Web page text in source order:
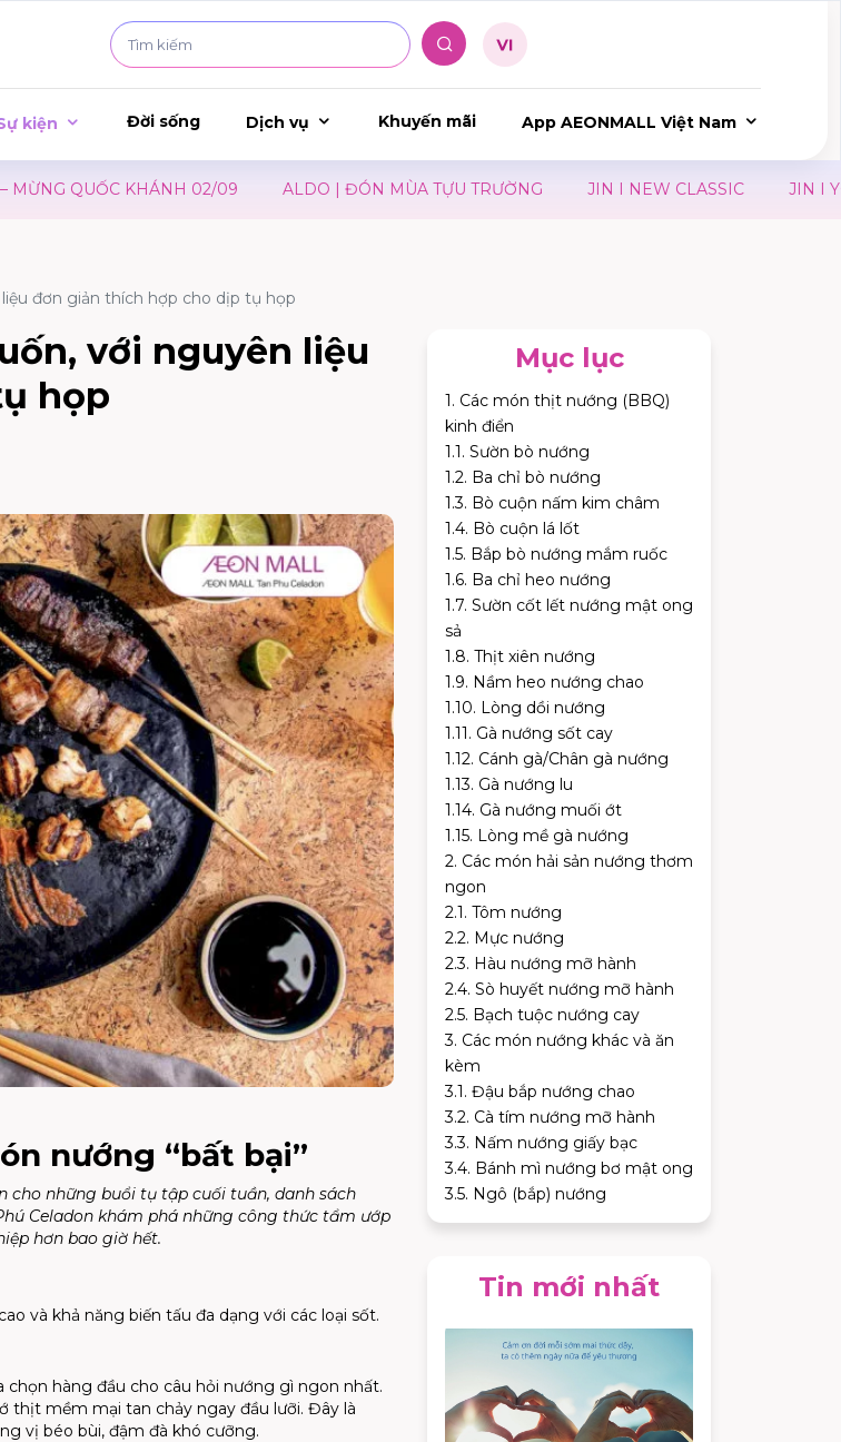
kiện Đời sống Dịch vụ Khuyến mãi App AEONMALL Việt Nam
02/09 ALDO | ĐÓN MÙA TỰU TRƯỜNG JIN I NEW CLASSIC JIN I YOU CAN BE
đơn giản thích hợp cho dịp tụ họp
với nguyên liệu
họp
nướng “bất bại”
cho những buổi tụ tập cuối tuần, danh sách
Celadon khám phá những công thức tẩm ướp
hơn bao giờ hết.
và khả năng biến tấu đa dạng với các loại sốt.
hàng đầu cho câu hỏi nướng gì ngon nhất.
thịt mềm mại tan chảy ngay đầu lưỡi. Đây là
vị béo bùi, đậm đà khó cưỡng.
Mục lục
1. Các món thịt nướng (BBQ)
kinh điển
1.1. Sườn bò nướng
1.2. Ba chỉ bò nướng
1.3. Bò cuộn nấm kim châm
1.4. Bò cuộn lá lốt
1.5. Bắp bò nướng mắm ruốc
1.6. Ba chỉ heo nướng
1.7. Sườn cốt lết nướng mật ong
sả
1.8. Thịt xiên nướng
1.9. Nầm heo nướng chao
1.10. Lòng dồi nướng
1.11. Gà nướng sốt cay
1.12. Cánh gà/Chân gà nướng
1.13. Gà nướng lu
1.14. Gà nướng muối ớt
1.15. Lòng mề gà nướng
2. Các món hải sản nướng thơm
ngon
2.1. Tôm nướng
2.2. Mực nướng
2.3. Hàu nướng mỡ hành
2.4. Sò huyết nướng mỡ hành
2.5. Bạch tuộc nướng cay
3. Các món nướng khác và ăn
kèm
3.1. Đậu bắp nướng chao
3.2. Cà tím nướng mỡ hành
3.3. Nấm nướng giấy bạc
3.4. Bánh mì nướng bơ mật ong
3.5. Ngô (bắp) nướng
Tin mới nhất